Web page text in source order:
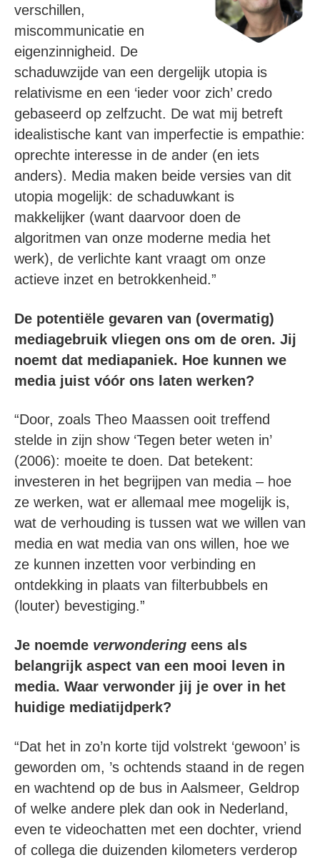
verschillen,
miscommunicatie en
eigenzinnigheid. De
schaduwzijde van een dergelijk utopia is
relativisme en een ‘ieder voor zich’ credo
gebaseerd op zelfzucht. De wat mij betreft
idealistische kant van imperfectie is empathie:
oprechte interesse in de ander (en iets
anders). Media maken beide versies van dit
utopia mogelijk: de schaduwkant is
makkelijker (want daarvoor doen de
algoritmen van onze moderne media het
werk), de verlichte kant vraagt om onze
actieve inzet en betrokkenheid.”
De potentiële gevaren van (overmatig)
mediagebruik vliegen ons om de oren. Jij
noemt dat mediapaniek. Hoe kunnen we
media juist vóór ons laten werken?
“Door, zoals Theo Maassen ooit treffend
stelde in zijn show ‘Tegen beter weten in’
(2006): moeite te doen. Dat betekent:
investeren in het begrijpen van media – hoe
ze werken, wat er allemaal mee mogelijk is,
wat de verhouding is tussen wat we willen van
media en wat media van ons willen, hoe we
ze kunnen inzetten voor verbinding en
ontdekking in plaats van filterbubbels en
(louter) bevestiging.”
Je noemde verwondering eens als
belangrijk aspect van een mooi leven in
media. Waar verwonder jij je over in het
huidige mediatijdperk?
“Dat het in zo’n korte tijd volstrekt ‘gewoon’ is
geworden om, ’s ochtends staand in de regen
en wachtend op de bus in Aalsmeer, Geldrop
of welke andere plek dan ook in Nederland,
even te videochatten met een dochter, vriend
of collega die duizenden kilometers verderop